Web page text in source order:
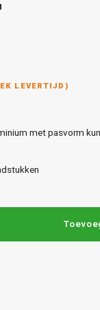
LEVERTIJD)
met pasvorm